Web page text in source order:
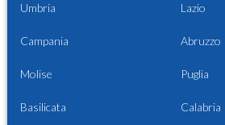
Umbria Lazio
Campania Abruzzo
Molise Puglia
Basilicata Calabria